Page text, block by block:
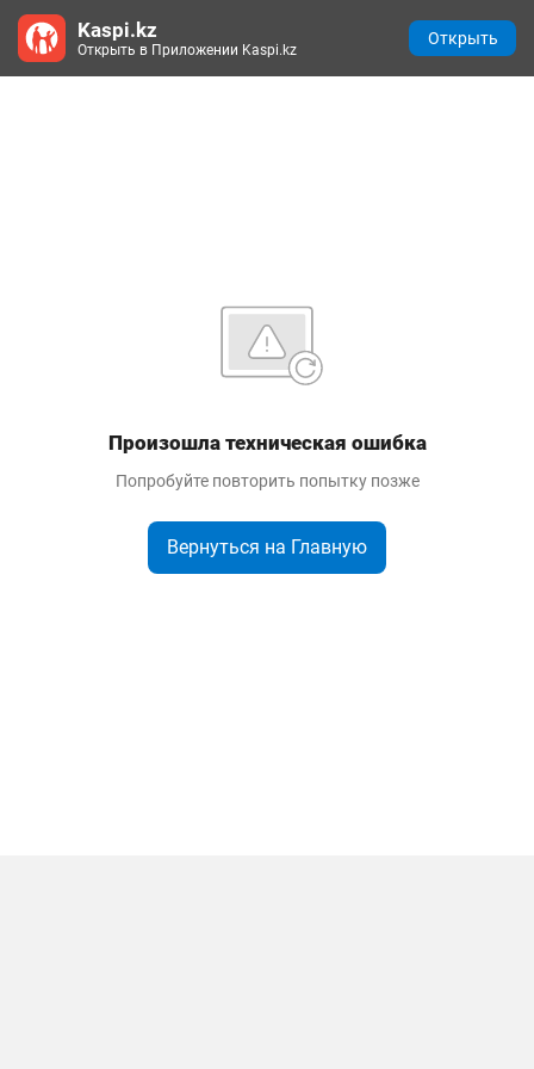
Произошла техническая ошибка
Попробуйте повторить попытку позже
Вернуться на Главную
Kaspi.kz
Открыть в Приложении Kaspi.kz
Открыть